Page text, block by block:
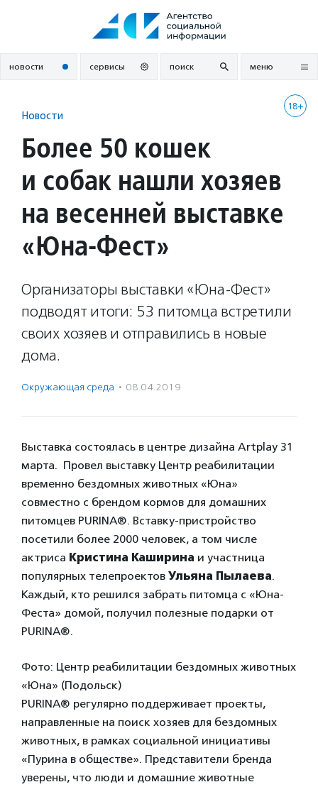
новости сервисы поиск меню
18+
Новости
Более 50 кошек
и собак нашли хозяев
на весенней выставке
«Юна-Фест»
Организаторы выставки «Юна-Фест»
подводят итоги: 53 питомца встретили
своих хозяев и отправились в новые
дома.
Окружающая среда · 08.04.2019
Выставка состоялась в центре дизайна Artplay 31
марта. Провел выставку Центр реабилитации
временно бездомных животных «Юна»
совместно с брендом кормов для домашних
питомцев PURINA®. Вставку-пристройство
посетили более 2000 человек, а том числе
актриса Кристина Каширина и участница
популярных телепроектов Ульяна Пылаева.
Каждый, кто решился забрать питомца с «Юна-
Феста» домой, получил полезные подарки от
PURINA®.
Фото: Центр реабилитации бездомных животных
«Юна» (Подольск)
PURINA® регулярно поддерживает проекты,
направленные на поиск хозяев для бездомных
животных, в рамках социальной инициативы
«Пурина в обществе». Представители бренда
уверены, что люди и домашние животные